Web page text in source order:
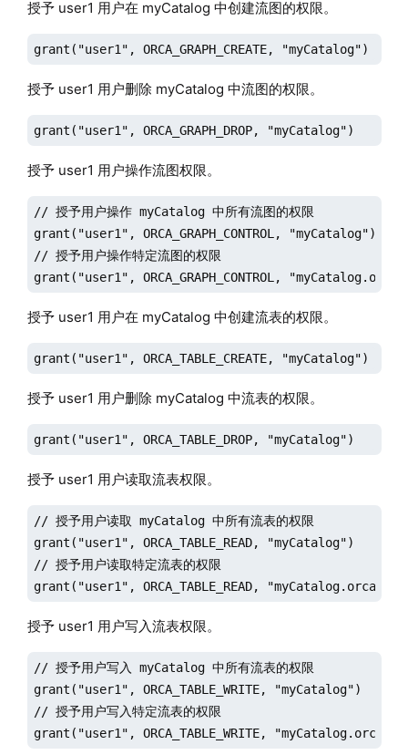
授予 user1 用户在 myCatalog 中创建流图的权限。
grant("user1", ORCA_GRAPH_CREATE, "myCatalog")
授予 user1 用户删除 myCatalog 中流图的权限。
grant("user1", ORCA_GRAPH_DROP, "myCatalog")
授予 user1 用户操作流图权限。
// 授予用户操作 myCatalog 中所有流图的权限
grant("user1", ORCA_GRAPH_CONTROL, "myCatalog")
// 授予用户操作特定流图的权限
grant("user1", ORCA_GRAPH_CONTROL,
授予 user1 用户在 myCatalog 中创建流表的权限。
grant("user1", ORCA_TABLE_CREATE, "myCatalog")
授予 user1 用户删除 myCatalog 中流表的权限。
grant("user1", ORCA_TABLE_DROP, "myCatalog")
授予 user1 用户读取流表权限。
// 授予用户读取 myCatalog 中所有流表的权限
grant("user1", ORCA_TABLE_READ, "myCatalog")
// 授予用户读取特定流表的权限
grant("user1", ORCA_TABLE_READ,
授予 user1 用户写入流表权限。
// 授予用户写入 myCatalog 中所有流表的权限
grant("user1", ORCA_TABLE_WRITE, "myCatalog")
// 授予用户写入特定流表的权限
grant("user1", ORCA_TABLE_WRITE,